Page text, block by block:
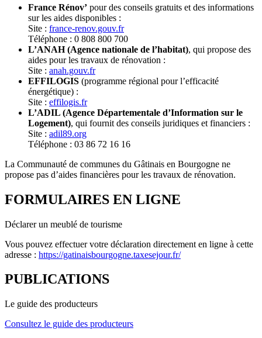
France Rénov’ pour des conseils gratuits et des informations
sur les aides disponibles :
Site : france-renov.gouv.fr
Téléphone : 0 808 800 700
L’ANAH (Agence nationale de l’habitat), qui propose des
aides pour les travaux de rénovation :
Site : anah.gouv.fr
EFFILOGIS (programme régional pour l’efficacité
énergétique) :
Site : effilogis.fr
L’ADIL (Agence Départementale d’Information sur le
Logement), qui fournit des conseils juridiques et financiers :
Site : adil89.org
Téléphone : 03 86 72 16 16
La Communauté de communes du Gâtinais en Bourgogne ne
propose pas d’aides financières pour les travaux de rénovation.
FORMULAIRES EN LIGNE
Déclarer un meublé de tourisme
Vous pouvez effectuer votre déclaration directement en ligne à cette
adresse : https://gatinaisbourgogne.taxesejour.fr/
PUBLICATIONS
Le guide des producteurs
Consultez le guide des producteurs